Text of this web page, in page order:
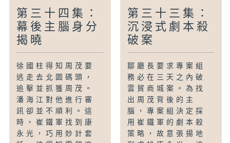
第三十四集：
幕後主腦身分
揭曉
徐國柱得知周茂要
逃走去北園碼頭，
追擊並抓獲周茂。
潘海江對他進行審
訊卻並不順利。這
時，崔鐵軍找到康
永光，巧用妙計套
第三十三集：
沉浸式劇本殺
破案
鄒廳長要求專案組
務必在三天之內破
雲貿商城案。為找
出周茂背後的主
腦，專案組決定採
用崔鐵軍的劇本殺
策略，故意張揚地